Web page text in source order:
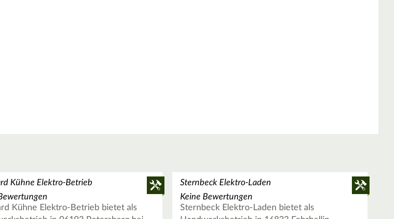
Kühne Elektro-Betrieb
Kühne Elektro-Betrieb bietet als
Sternbeck Elektro-Laden
Keine Bewertungen
Sternbeck Elektro-Laden bietet als